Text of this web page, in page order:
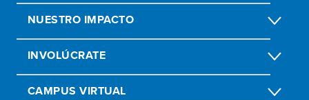
NUESTRO IMPACTO
INVOLÚCRATE
CAMPUS VIRTUAL